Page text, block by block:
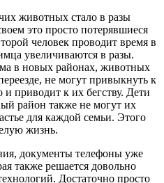
животных стало в разы
это просто потерявшиеся
человек проводит время в
увеличиваются в разы.
в новых районах, животных
не могут привыкнуть к
приводит к их бегству. Дети
район также не могут их
для каждой семьи. Этого
жизнь.
документы телефоны уже
также решается довольно
Достаточно просто